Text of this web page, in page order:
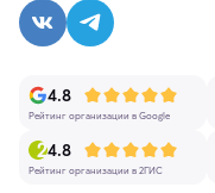
4.8
Рейтинг организации в Google
4.8
Рейтинг организации в 2ГИС